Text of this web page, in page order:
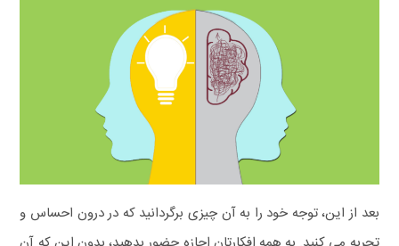
بعد از این، توجه خود را به آن چیزی برگردانید که در درون احساس و